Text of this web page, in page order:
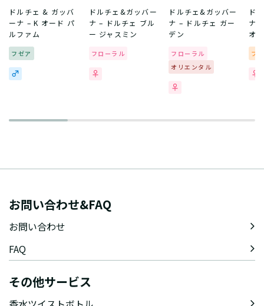
ドルチェ & ガッバ
ーナ – K オード パ
ルファム
フゼア
ドルチェ&ガッバー
ナ – ドルチェ ブル
ー ジャスミン
フローラル
ドルチェ&ガッバー
ナ – ドルチェ ガー
デン
フローラル
オリエンタル
ド
ナ
オ
フ
お問い合わせ&FAQ
お問い合わせ
FAQ
その他サービス